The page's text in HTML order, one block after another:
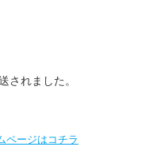
されました。
ページはコチラ